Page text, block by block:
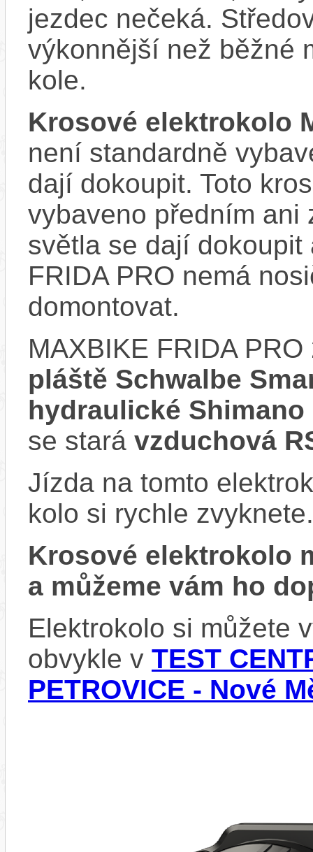
jezdec nečeká.
výkonnější než běžné
kole.
Krosové elektrokolo
není standardně
dají dokoupit. Toto
vybaveno předním ani
světla se dají dokoupit
FRIDA PRO nemá
domontovat.
MAXBIKE FRIDA
pláště Schwalbe
hydraulické Shimano
se stará vzduchová
Jízda na tomto
kolo si rychle zvyknete.
Krosové elektrokolo
a můžeme vám ho
Elektrokolo si můžete
obvykle v TEST
PETROVICE - Nové